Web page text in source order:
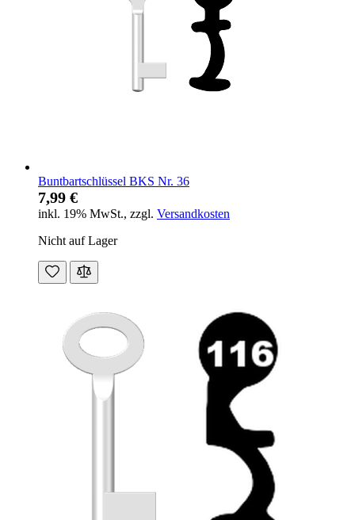
Buntbartschlüssel BKS Nr. 36
7,99 €
inkl. 19% MwSt., zzgl. Versandkosten
Nicht auf Lager